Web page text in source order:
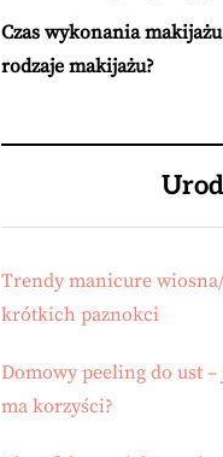
Czas wykonania
rodzaje makijażu?
Trendy manicure
krótkich paznokci
Domowy peeling do ust
ma korzyści?